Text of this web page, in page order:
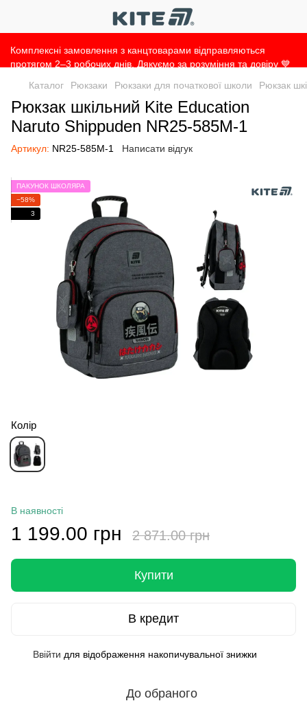
Комплексні замовлення з канцтоварами відправляються
протягом 2–3 робочих днів. Дякуємо за розуміння та довіру 💙
Каталог
Рюкзаки Рюкзаки для початкової школи Рюкзак
Рюкзак шкільний Kite Education
Naruto Shippuden NR25-585M-1
Артикул: NR25-585M-1 Написати відгук
ПАКУНОК ШКОЛЯРА
−58%
3
Колір
В наявності
1 199.00 грн 2 871.00 грн
Купити
В кредит
Ввійти для відображення накопичувальної знижки
До обраного